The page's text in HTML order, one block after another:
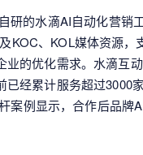
研的水滴AI自动化营销
KOC、KOL媒体资源，
的优化需求。水滴互
经累计服务超过3000
案例显示，合作后品牌